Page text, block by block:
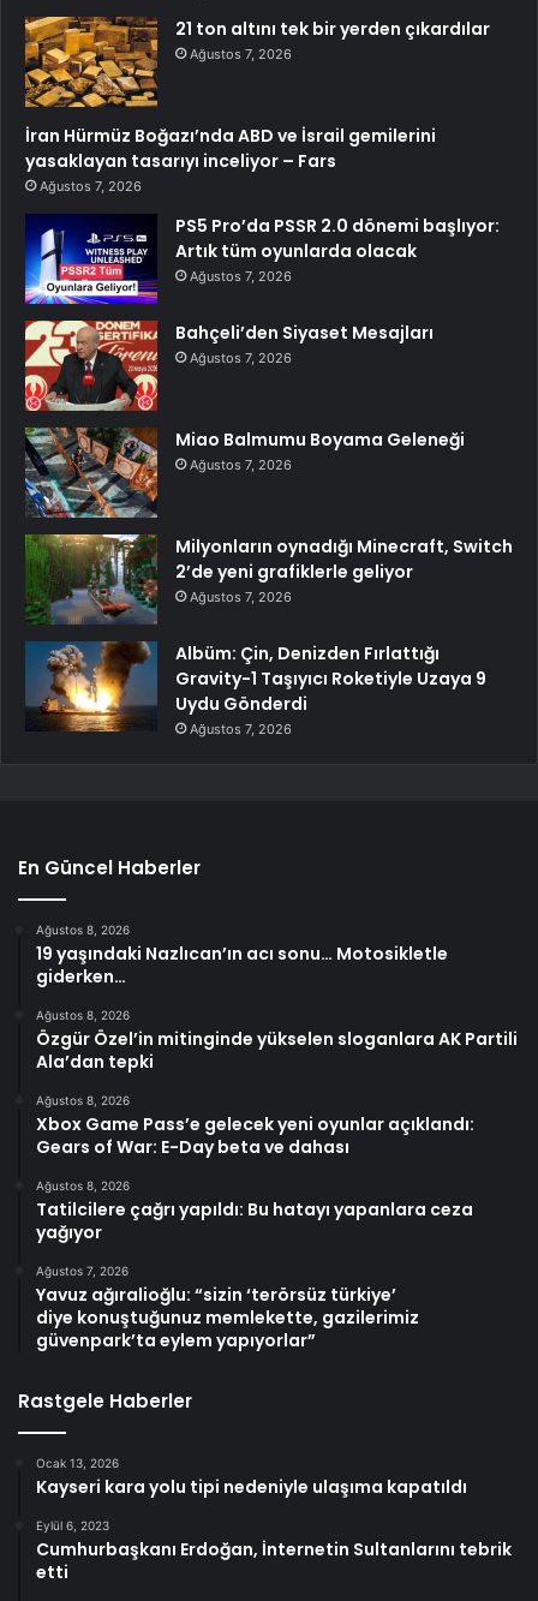
21 ton altını tek bir yerden çıkardılar
Ağustos 7, 2026
İran Hürmüz Boğazı’nda ABD ve İsrail gemilerini
yasaklayan tasarıyı inceliyor – Fars
Ağustos 7, 2026
PS5 Pro’da PSSR 2.0 dönemi başlıyor:
Artık tüm oyunlarda olacak
Ağustos 7, 2026
Bahçeli’den Siyaset Mesajları
Ağustos 7, 2026
Miao Balmumu Boyama Geleneği
Ağustos 7, 2026
Milyonların oynadığı Minecraft, Switch
2’de yeni grafiklerle geliyor
Ağustos 7, 2026
Albüm: Çin, Denizden Fırlattığı
Gravity-1 Taşıyıcı Roketiyle Uzaya 9
Uydu Gönderdi
Ağustos 7, 2026
En Güncel Haberler
Ağustos 8, 2026
19 yaşındaki Nazlıcan’ın acı sonu… Motosikletle
giderken…
Ağustos 8, 2026
Özgür Özel’in mitinginde yükselen sloganlara AK Partili
Ala’dan tepki
Ağustos 8, 2026
Xbox Game Pass’e gelecek yeni oyunlar açıklandı:
Gears of War: E-Day beta ve dahası
Ağustos 8, 2026
Tatilcilere çağrı yapıldı: Bu hatayı yapanlara ceza
yağıyor
Ağustos 7, 2026
Yavuz ağıralioğlu: “sizin ‘terörsüz türkiye’
diye konuştuğunuz memlekette, gazilerimiz
güvenpark’ta eylem yapıyorlar”
Rastgele Haberler
Ocak 13, 2026
Kayseri kara yolu tipi nedeniyle ulaşıma kapatıldı
Eylül 6, 2023
Cumhurbaşkanı Erdoğan, İnternetin Sultanlarını tebrik
etti